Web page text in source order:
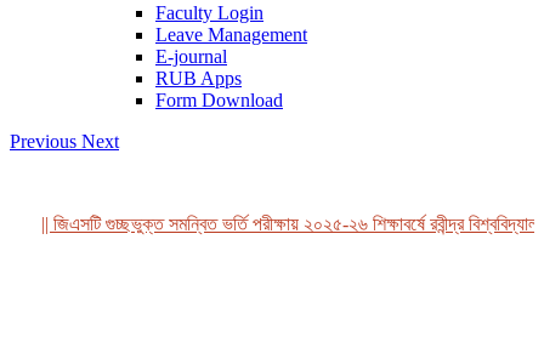
Faculty Login
Leave Management
E-journal
RUB Apps
Form Download
Previous Next
|| জিএসটি গুচ্ছভুক্ত সমন্বিত ভর্তি পরীক্ষায় ২০২৫-২৬ শিক্ষাবর্ষে রবীন্দ্র